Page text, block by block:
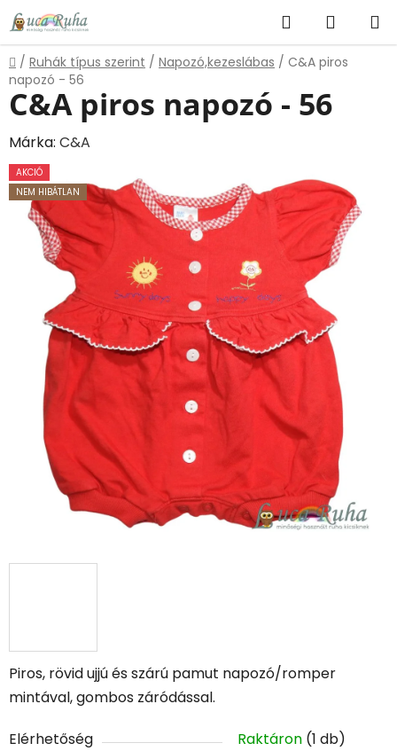
Ugrás
fő
tartalomhoz
KeresésKOSÁR
Kezdőlap
/ Ruhák típus szerint / Napozó,kezeslábas / C&A piros
napozó - 56
Piros, rövid ujjú és szárú pamut napozó/romper
mintával, gombos záródással.
Elérhetőség Raktáron (1 db)
C&A piros napozó - 56
Márka: C&A
AKCIÓ
NEM HIBÁTLAN